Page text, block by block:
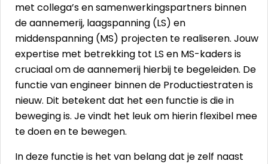
met collega’s en samenwerkingspartners binnen
de aannemerij, laagspanning (LS) en
middenspanning (MS) projecten te realiseren. Jouw
expertise met betrekking tot LS en MS-kaders is
cruciaal om de aannemerij hierbij te begeleiden. De
functie van engineer binnen de Productiestraten is
nieuw. Dit betekent dat het een functie is die in
beweging is. Je vindt het leuk om hierin flexibel mee
te doen en te bewegen.
In deze functie is het van belang dat je zelf naast